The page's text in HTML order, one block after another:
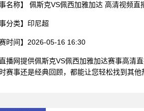
名称】 佩斯克VS佩西加雅加达 高清视频直
分类】 印尼超
时间】 2026-05-16 16:30
播网提供佩斯克VS佩西加雅加达赛事高清
赛事还是经典回顾，都能让您轻松找到其他